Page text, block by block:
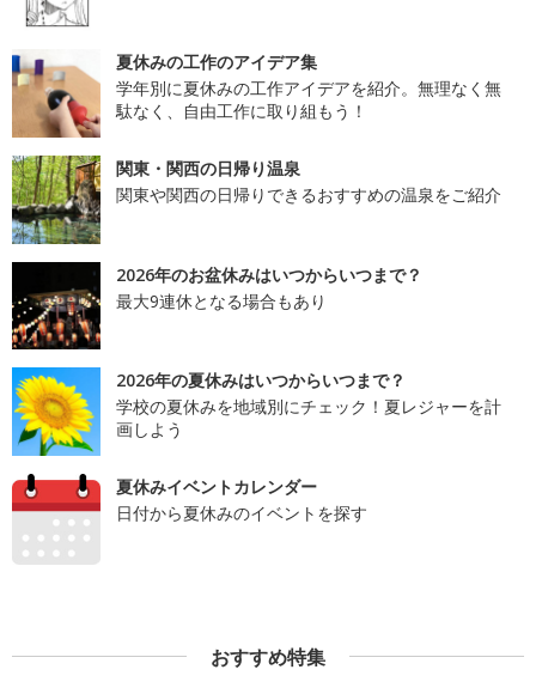
夏休みの工作のアイデア集
学年別に夏休みの工作アイデアを紹介。無理なく無
駄なく、自由工作に取り組もう！
関東・関西の日帰り温泉
関東や関西の日帰りできるおすすめの温泉をご紹介
2026年のお盆休みはいつからいつまで？
最大9連休となる場合もあり
2026年の夏休みはいつからいつまで？
学校の夏休みを地域別にチェック！夏レジャーを計
画しよう
夏休みイベントカレンダー
日付から夏休みのイベントを探す
おすすめ特集